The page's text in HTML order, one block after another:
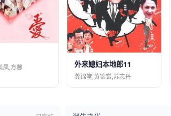
凤,方馨 外来媳妇本地郎11
龚锦堂,黄锦裳,苏志丹